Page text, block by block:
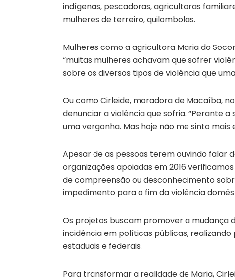
indígenas, pescadoras, agricultoras
mulheres de terreiro, quilombolas.
Mulheres como a agricultora Maria do
“muitas mulheres achavam que sofrer
sobre os diversos tipos de violência que
Ou como Cirleide, moradora de Macaíba,
denunciar a violência que sofria. “Perante
uma vergonha. Mas hoje não me sinto mais
Apesar de as pessoas terem ouvindo falar
organizações apoiadas em 2016
de compreensão ou desconhecimento
impedimento para o fim da violência
Os projetos buscam promover a mudança
incidência em políticas públicas,
estaduais e federais.
Para transformar a realidade de Maria,